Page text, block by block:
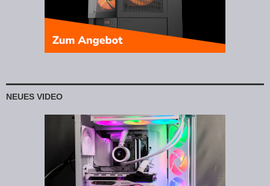
NEUES VIDEO